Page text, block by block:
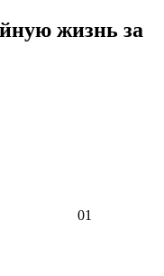
жизнь за
01